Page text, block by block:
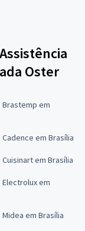
Oster
Brastemp em
em Brasília
em Brasília
em
em Brasília